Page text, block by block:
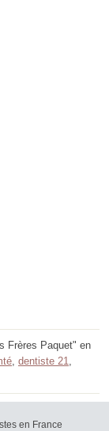
Frères Paquet" en
, dentiste 21,
en France